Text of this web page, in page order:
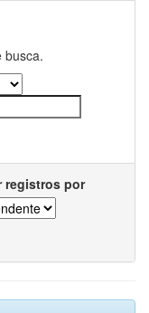
busca.
registros por